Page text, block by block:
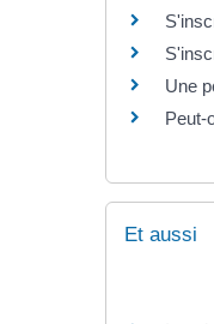
Une
Peut-
Et aussi